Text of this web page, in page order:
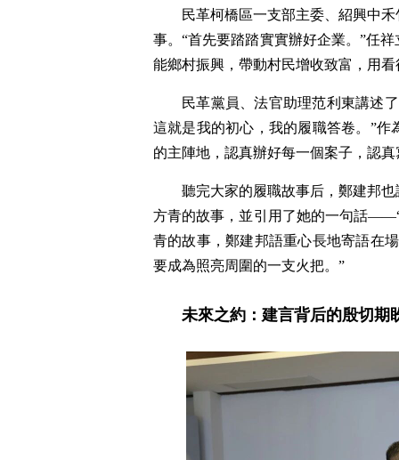
民革柯橋區一支部主委、紹興中
事。“首先要踏踏實實辦好企業。”任
能鄉村振興，帶動村民增收致富，用
民革黨員、法官助理范利東講述
這就是我的初心，我的履職答卷。”
的主陣地，認真辦好每一個案子，認
聽完大家的履職故事后，鄭建邦
方青的故事，並引用了她的一句話
青的故事，鄭建邦語重心長地寄語在
要成為照亮周圍的一支火把。”
未來之約：建言背后的殷切期